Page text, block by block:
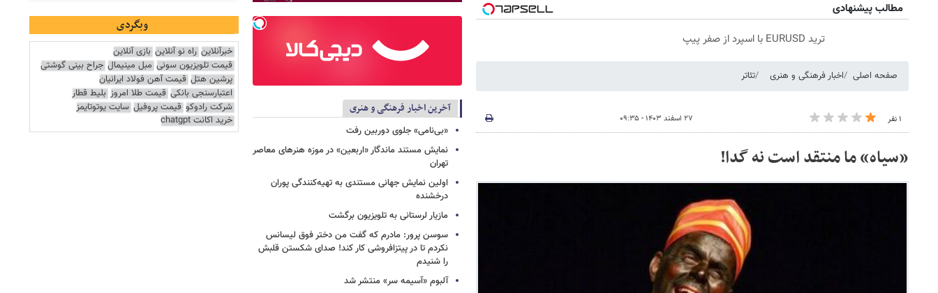
مطالب پیشنهادی
ترید EURUSD با اسپرد از صفر پیپ
صفحه اصلی اخبار فرهنگی و هنری تئاتر
۱ نفر ۲۷ اسفند ۱۴۰۳ - ۰۹:۳۵
«سیاه» ما منتقد است نه گدا!
آخرین اخبار فرهنگی و هنری
«بی‌نامی» جلوی دوربین رفت
نمایش مستند ماندگار «اربعین» در موزه هنرهای معاصر
تهران
اولین نمایش جهانی مستندی به تهیه‌کنندگی پوران
درخشنده
مازیار لرستانی به تلویزیون برگشت
سوسن پرور: مادرم که گفت من دختر فوق‌ لیسانس
نکردم تا در پیتزافروشی کار کند! صدای شکستن قلبش
را شنیدم
آلبوم «آسیمه سر» منتشر شد
وبگردی
خبرآنلاین راه نو آنلاین بازی آنلاین
قیمت تلویزیون سونی مبل مینیمال جراح بینی گوشتی
پرشین هتل قیمت آهن فولاد ایرانیان
اعتبارسنجی بانکی قیمت طلا امروز بلیط قطار
شرکت رادوکو قیمت پروفیل سایت یوتوتایمز
خرید اکانت chatgpt